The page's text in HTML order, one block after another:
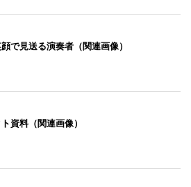
で見送る演奏者（関連画像）
資料（関連画像）